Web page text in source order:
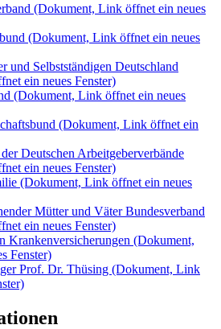
(Dokument, Link öffnet ein neues
(Dokument, Link öffnet ein neues
und Selbstständigen Deutschland
ein neues Fenster)
(Dokument, Link öffnet ein neues
(Dokument, Link öffnet ein
Deutschen Arbeitgeberverbände
ein neues Fenster)
(Dokument, Link öffnet ein neues
Mütter und Väter Bundesverband
ein neues Fenster)
Krankenversicherungen (Dokument,
Fenster)
Prof. Dr. Thüsing (Dokument, Link